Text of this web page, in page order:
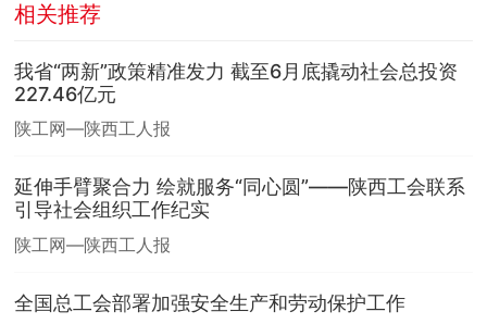
相关推荐
我省“两新”政策精准发力 截至6月底撬动社会总投资
227.46亿元
陕工网—陕西工人报
延伸手臂聚合力 绘就服务“同心圆”——陕西工会联系
引导社会组织工作纪实
陕工网—陕西工人报
全国总工会部署加强安全生产和劳动保护工作